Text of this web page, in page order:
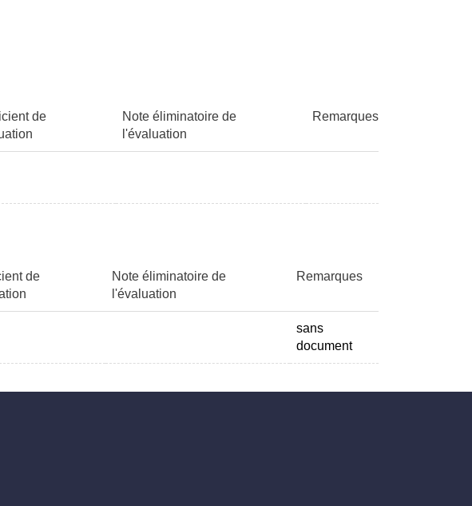
de
Note éliminatoire de
l'évaluation
Remarques
de
Note éliminatoire de
l'évaluation
Remarques
sans
document